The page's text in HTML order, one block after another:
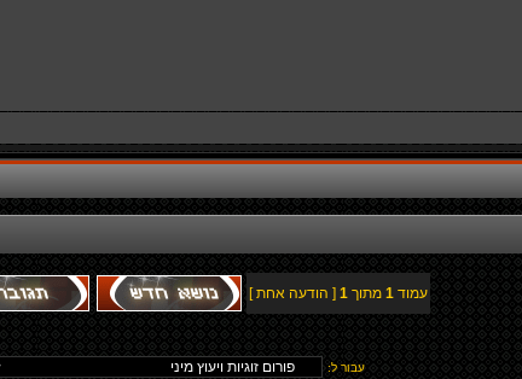
עמוד 1 מתוך 1 [ הודעה אחת ]
עבור ל: